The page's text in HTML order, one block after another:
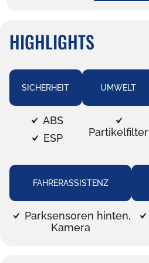
HIGHLIGHTS
SICHERHEIT
ABS
ESP
UMWELT
Partikelfilter
FAHRERASSISTENZ
Parksensoren hinten,
Kamera